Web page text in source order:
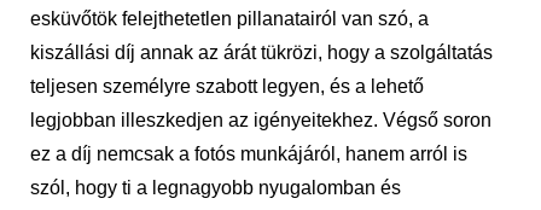
esküvőtök felejthetetlen pillanatairól van szó, a
kiszállási díj annak az árát tükrözi, hogy a szolgáltatás
teljesen személyre szabott legyen, és a lehető
legjobban illeszkedjen az igényeitekhez. Végső soron
ez a díj nemcsak a fotós munkájáról, hanem arról is
szól, hogy ti a legnagyobb nyugalomban és